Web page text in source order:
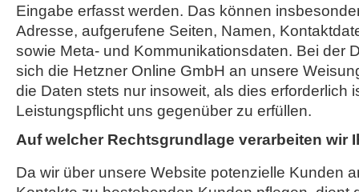
Eingabe erfasst werden. Das können
Adresse, aufgerufene Seiten, Namen,
sowie Meta- und Kommunikationsdaten. Bei der
sich die Hetzner Online GmbH an unsere
die Daten stets nur insoweit, als dies erforderlich
Leistungspflicht uns gegenüber zu erfüllen.
Auf welcher Rechtsgrundlage verarbeiten wir
Da wir über unsere Website potenzielle Kunden